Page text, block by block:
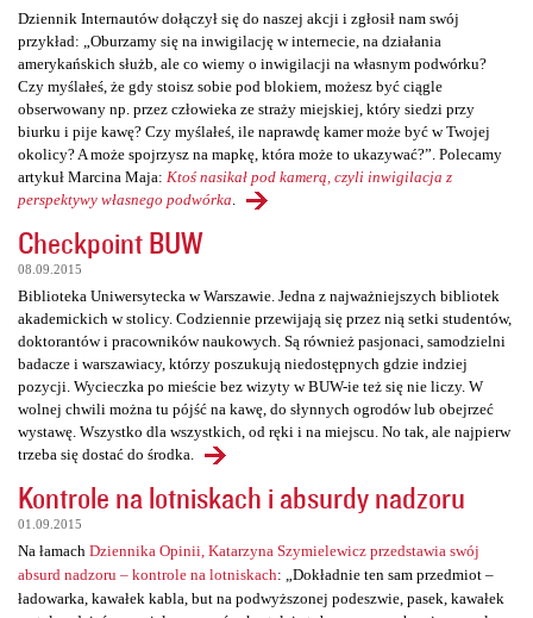
Dziennik Internautów dołączył się do naszej akcji i zgłosił nam swój
przykład: „Oburzamy się na inwigilację w internecie, na działania
amerykańskich służb, ale co wiemy o inwigilacji na własnym podwórku?
Czy myślałeś, że gdy stoisz sobie pod blokiem, możesz być ciągle
obserwowany np. przez człowieka ze straży miejskiej, który siedzi przy
biurku i pije kawę? Czy myślałeś, ile naprawdę kamer może być w Twojej
okolicy? A może spojrzysz na mapkę, która może to ukazywać?”. Polecamy
artykuł Marcina Maja: Ktoś nasikał pod kamerą, czyli inwigilacja z
perspektywy własnego podwórka
Checkpoint BUW
08.09.2015
Biblioteka Uniwersytecka w Warszawie. Jedna z najważniejszych bibliotek
akademickich w stolicy. Codziennie przewijają się przez nią setki studentów,
doktorantów i pracowników naukowych. Są również pasjonaci, samodzielni
badacze i warszawiacy, którzy poszukują niedostępnych gdzie indziej
pozycji. Wycieczka po mieście bez wizyty w BUW-ie też się nie liczy. W
wolnej chwili można tu pójść na kawę, do słynnych ogrodów lub obejrzeć
wystawę. Wszystko dla wszystkich, od ręki i na miejscu. No tak, ale najpierw
trzeba się dostać do środka.
Kontrole na lotniskach i absurdy nadzoru
01.09.2015
Na łamach Dziennika Opinii, Katarzyna Szymielewicz przedstawia swój
absurd nadzoru – kontrole na lotniskach: „Dokładnie ten sam przedmiot –
ładowarka, kawałek kabla, but na podwyższonej podeszwie, pasek, kawałek